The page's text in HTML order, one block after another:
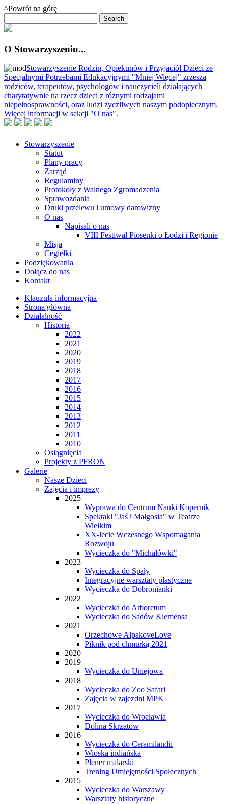
^Powrót na górę
O Stowarzyszeniu...
Stowarzyszenie Rodzin, Opiekunów i Przyjaciół Dzieci ze
Specjalnymi Potrzebami Edukacyjnymi "Mniej Więcej" zrzesza
rodziców, terapeutów, psychologów i nauczycieli działających
charytatywnie na rzecz dzieci z różnymi rodzajami
niepełnosprawności, oraz ludzi życzliwych naszym podopiecznym.
Więcej informacji w sekcji "O nas".
Stowarzyszenie
Statut
Plany pracy
Zarząd
Regulaminy
Protokoły z Walnego Zgromadzenia
Sprawozdania
Druki przelewu i umowy darowizny
O nas
Napisali o nas
VIII Festiwal Piosenki o Łodzi i Regionie
Misja
Cegiełki
Podziękowania
Dołącz do nas
Kontakt
Klauzula informacyjna
Strona główna
Działalność
Historia
2022
2021
2020
2019
2018
2017
2016
2015
2014
2013
2012
2011
2010
Osiągnięcia
Projekty z PFRON
Galerie
Nasze Dzieci
Zajęcia i imprezy
2025
Wyprawa do Centrum Nauki Kopernik
Spektakl "Jaś i Małgosia" w Teatrze
Wielkim
XX-lecie Wczesnego Wspomagania
Rozwoju
Wycieczka do "Michałówki"
2023
Wycieczka do Spały
Integracyjne warsztaty plastyczne
Wycieczka do Dobronianki
2022
Wycieczka do Arboretum
Wycieczka do Sadów Klemensa
2021
Orzechowe AlpakoveLove
Piknik pod chmurką 2021
2020
2019
Wycieczka do Uniejowa
2018
Wycieczka do Zoo Safari
Zajęcia w zajezdni MPK
2017
Wycieczka do Wrocławia
Dolina Skrzatów
2016
Wycieczka do Ceramilandii
Wioska indiańska
Plener malarski
Trening Umiejętności Społecznych
2015
Wycieczka do Warszawy
Warsztaty historyczne